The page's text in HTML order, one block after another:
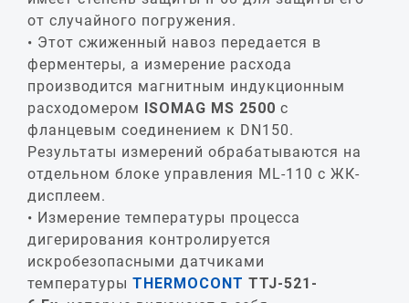
от случайного погружения.
Этот сжиженный навоз передается в
ферментеры, а измерение расхода
производится магнитным индукционным
расходомером ISOMAG MS 2500 с
фланцевым соединением к DN150.
Результаты измерений обрабатываются на
отдельном блоке управления ML-110 с ЖК-
дисплеем.
Измерение температуры процесса
дигерирования контролируется
искробезопасными датчиками
температуры THERMOCONT TTJ-521-